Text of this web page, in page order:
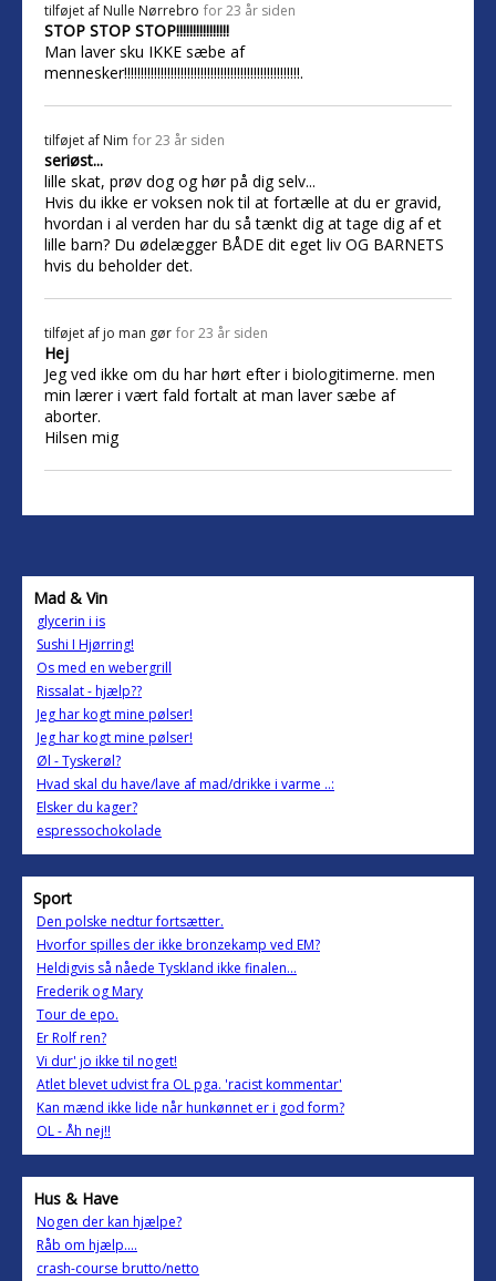
tilføjet af Nulle Nørrebro for 23 år siden
STOP STOP STOP!!!!!!!!!!!!!!!!
Man laver sku IKKE sæbe af
mennesker!!!!!!!!!!!!!!!!!!!!!!!!!!!!!!!!!!!!!!!!!!!!!!!!!!!!!.
tilføjet af Nim for 23 år siden
seriøst...
lille skat, prøv dog og hør på dig selv...
Hvis du ikke er voksen nok til at fortælle at du er gravid,
hvordan i al verden har du så tænkt dig at tage dig af et
lille barn? Du ødelægger BÅDE dit eget liv OG BARNETS
hvis du beholder det.
tilføjet af jo man gør for 23 år siden
Hej
Jeg ved ikke om du har hørt efter i biologitimerne. men
min lærer i vært fald fortalt at man laver sæbe af
aborter.
Hilsen mig
Mad & Vin
glycerin i is
Sushi I Hjørring!
Os med en webergrill
Rissalat - hjælp??
Jeg har kogt mine pølser!
Jeg har kogt mine pølser!
Øl - Tyskerøl?
Hvad skal du have/lave af mad/drikke i varme ..:
Elsker du kager?
espressochokolade
Sport
Den polske nedtur fortsætter.
Hvorfor spilles der ikke bronzekamp ved EM?
Heldigvis så nåede Tyskland ikke finalen...
Frederik og Mary
Tour de epo.
Er Rolf ren?
Vi dur' jo ikke til noget!
Atlet blevet udvist fra OL pga. 'racist kommentar'
Kan mænd ikke lide når hunkønnet er i god form?
OL - Åh nej!!
Hus & Have
Nogen der kan hjælpe?
Råb om hjælp....
crash-course brutto/netto